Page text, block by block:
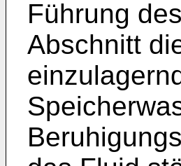
Führung
Abschnitt